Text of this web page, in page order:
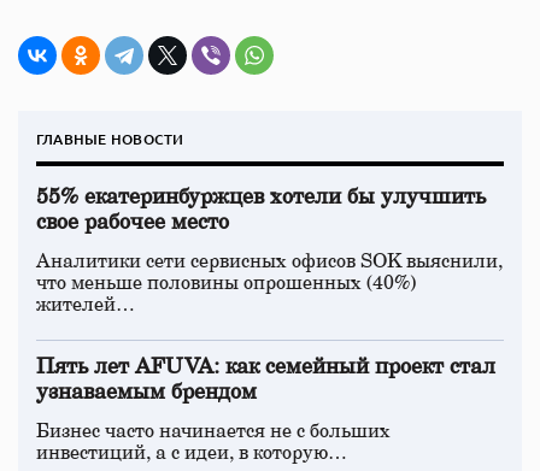
ГЛАВНЫЕ НОВОСТИ
55% екатеринбуржцев хотели бы улучшить
свое рабочее место
Аналитики сети сервисных офисов SOK выяснили,
что меньше половины опрошенных (40%)
жителей…
Пять лет AFUVA: как семейный проект стал
узнаваемым брендом
Бизнес часто начинается не с больших
инвестиций, а с идеи, в которую…